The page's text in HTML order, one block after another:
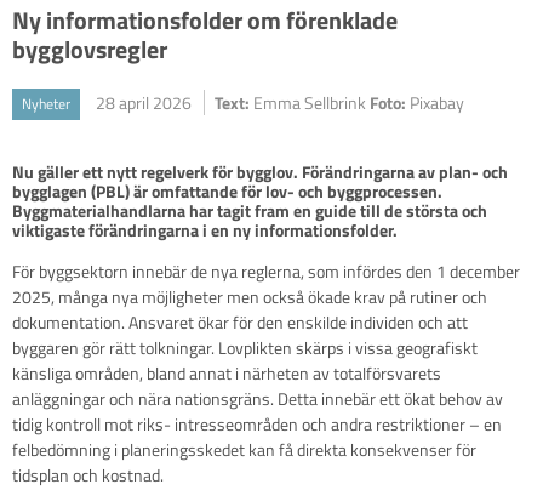
Ny informationsfolder om förenklade
bygglovsregler
Nyheter 28 april 2026 Text: Emma Sellbrink Foto: Pixabay
Nu gäller ett nytt regelverk för bygglov. Förändringarna av plan- och
bygglagen (PBL) är omfattande för lov- och byggprocessen.
Byggmaterialhandlarna har tagit fram en guide till de största och
viktigaste förändringarna i en ny informationsfolder.
För byggsektorn innebär de nya reglerna, som infördes den 1 december
2025, många nya möjligheter men också ökade krav på rutiner och
dokumentation. Ansvaret ökar för den enskilde individen och att
byggaren gör rätt tolkningar. Lovplikten skärps i vissa geografiskt
känsliga områden, bland annat i närheten av totalförsvarets
anläggningar och nära nationsgräns. Detta innebär ett ökat behov av
tidig kontroll mot riks- intresseområden och andra restriktioner – en
felbedömning i planeringsskedet kan få direkta konsekvenser för
tidsplan och kostnad.